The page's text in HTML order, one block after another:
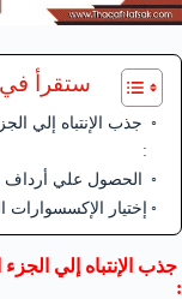
ستقرأ في
جذب الإنتباه إلي
:
الحصول علي
إختيار
جذب الإنتباه إلي
: